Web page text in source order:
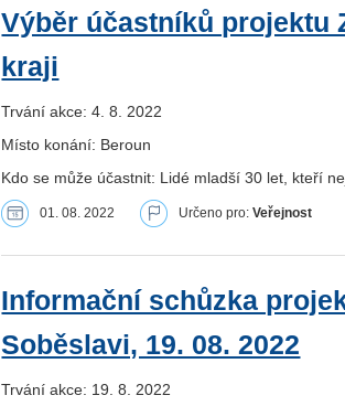
Výběr účastníků projektu
kraji
Trvání akce: 4. 8. 2022
Místo konání: Beroun
Kdo se může účastnit: Lidé mladší 30 let, kteří
01. 08. 2022 Určeno pro:Veřejnost
Informační schůzka
Soběslavi, 19. 08. 2022
Trvání akce: 19. 8. 2022